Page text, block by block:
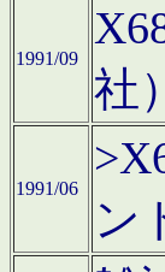
1991/09
社
1991/06
ン